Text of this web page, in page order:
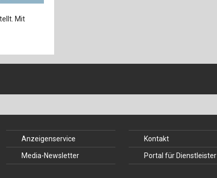
Mit
Anzeigenservice
Media-Newsletter
Kontakt
Portal für Dienstleister